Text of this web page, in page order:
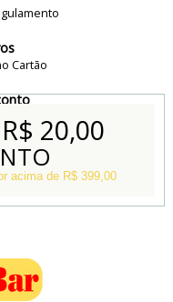
Cartão
Pix
R$ 20,00
acima de R$ 399,00